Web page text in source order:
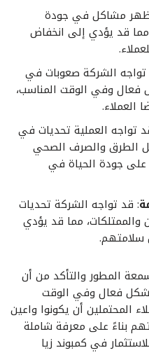
مشاكل في جودة
مما قد يؤدي إلى انخفاض
الشركة صعوبات في
فعال وفي الوقت المناسب،
العملاء.
تواجه العملية تحديات في
مثل الطرق والصرف الصحي
على جودة الحياة في
: قد تواجه الشركة تحديات
مما قد يؤدي
سلامتهم.
المطور والتأكد من أن
فعال وفي الوقت
المحتملين أن يكونوا واعين
بناءً على معرفة شاملة
في كمبوند زيا